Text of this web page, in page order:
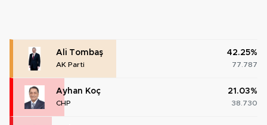
Ali Tombaş
AK Parti
42.25%
77.787
Ayhan Koç
CHP
21.03%
38.730